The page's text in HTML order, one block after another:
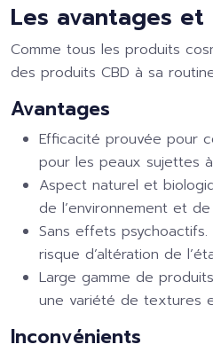
Les avantages et
Comme tous les produits
des produits CBD à sa
Avantages
Efficacité prouvée pour
pour les peaux sujettes à
Aspect naturel et
de l’environnement et
Sans effets
risque d’altération de
Large gamme de
une variété de textures
Inconvénients